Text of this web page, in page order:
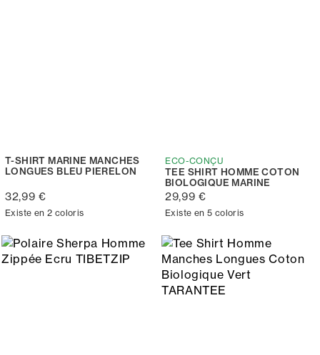
T-SHIRT MARINE MANCHES
LONGUES BLEU PIERELON
32,99 €
Existe en 2 coloris
ECO-CONÇU
TEE SHIRT HOMME COTON
BIOLOGIQUE MARINE
29,99 €
Existe en 5 coloris